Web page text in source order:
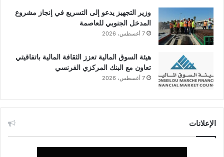
وزير التجهيز يدعو إلى التسريع في إنجاز مشروع
المدخل الجنوبي للعاصمة
7 أغسطس، 2026
هيئة السوق المالية تعزز الثقافة المالية باتفاقيتي
تعاون مع البنك المركزي الفرنسي
7 أغسطس، 2026
الإعلانات